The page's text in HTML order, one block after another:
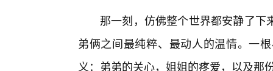
那一刻，仿佛整个世界都安静了
弟俩之间最纯粹、最动人的温情。一
义：弟弟的关心，姐姐的疼爱，以及那